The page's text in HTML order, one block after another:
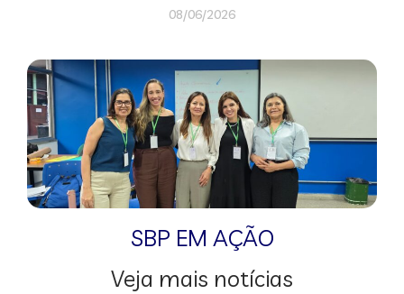
08/06/2026
SBP EM AÇÃO
Veja mais notícias